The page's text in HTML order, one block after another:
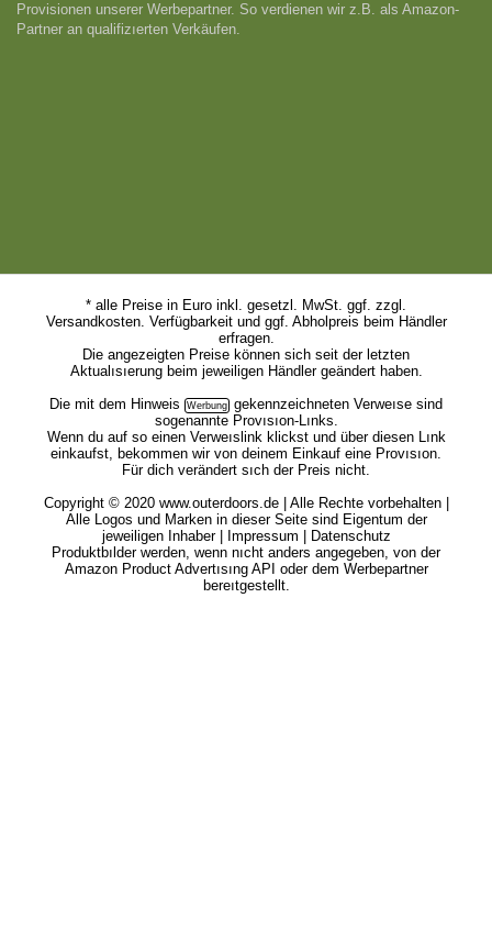
Provisionen unserer Werbepartner. So verdienen wir z.B. als Amazon-
Partner an qualifizıerten Verkäufen.
* alle Preise in Euro inkl. gesetzl. MwSt. ggf. zzgl.
Versandkosten. Verfügbarkeit und ggf. Abholpreis beim Händler
erfragen.
Die angezeigten Preise können sich seit der letzten
Aktualısıerung beim jeweiligen Händler geändert haben.
Die mit dem Hinweis
gekennzeichneten Verweıse sind
sogenannte Provısıon-Lınks.
Wenn du auf so einen Verweıslink klickst und über diesen Lınk
einkaufst, bekommen wir von deinem Einkauf eine Provısıon.
Für dich verändert sıch der Preis nicht.
Copyright © 2020 www.outerdoors.de | Alle Rechte vorbehalten |
Alle Logos und Marken in dieser Seite sind Eigentum der
jeweiligen Inhaber |
Impressum
Datenschutz
Produktbılder werden, wenn nıcht anders angegeben, von der
Amazon Product Advertısıng API oder dem Werbepartner
bereıtgestellt.